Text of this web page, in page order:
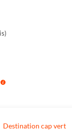
Destination cap vert